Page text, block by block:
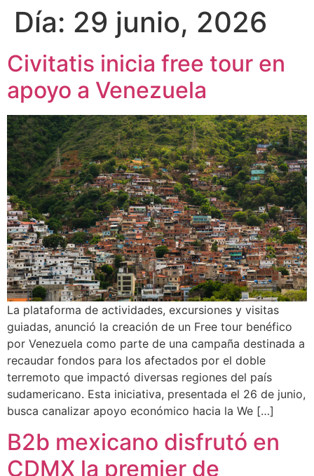
Día: 29 junio, 2026
Civitatis inicia free tour en
apoyo a Venezuela
La plataforma de actividades, excursiones y visitas
guiadas, anunció la creación de un Free tour benéfico
por Venezuela como parte de una campaña destinada a
recaudar fondos para los afectados por el doble
terremoto que impactó diversas regiones del país
sudamericano. Esta iniciativa, presentada el 26 de junio,
busca canalizar apoyo económico hacia la We […]
B2b mexicano disfrutó en
CDMX la premier de